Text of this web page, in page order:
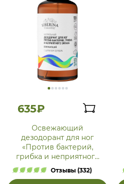
635₽
Освежающий
дезодорант для ног
«Против бактерий,
грибка и неприятного
запаха»
Отзывы (332)